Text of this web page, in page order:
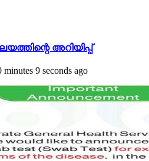
അറിയിപ്പ്
9 seconds ago